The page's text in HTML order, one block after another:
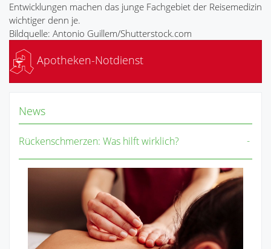
Entwicklungen machen das junge Fachgebiet der Reisemedizin
wichtiger denn je.
Bildquelle: Antonio Guillem/Shutterstock.com
Apotheken-Notdienst
News
Rückenschmerzen: Was hilft wirklich?